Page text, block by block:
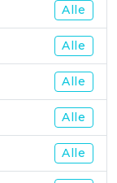
Alle
Alle
Alle
Alle
Alle